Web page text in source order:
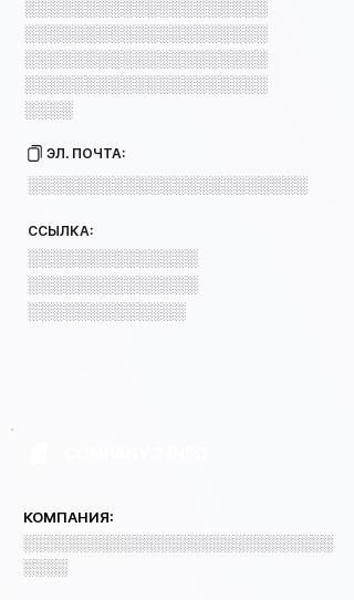
░░░░░░░░░░░░░░░░░░░░
░░░░░░░░░░░░░░░░░░░░
░░░░░░░░░░░░░░░░░░░░
░░░░░░░░░░░░░░░░░░░░
░░░░
ЭЛ. ПОЧТА:
░░░░░░░░░░░░░░░░░░░░░░░
ССЫЛКА:
░░░░░░░░░░░░░░
░░░░░░░░░░░░░░
░░░░░░░░░░░░░
КОМПАНИЯ:
░░░░░░░░░░░░░░░░░░░░░░░░░░░░
░░░░